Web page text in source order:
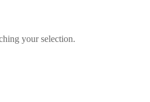
your selection.